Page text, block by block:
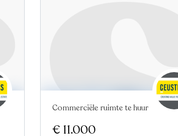
Commerciële ruimte te huur
€ 11.000